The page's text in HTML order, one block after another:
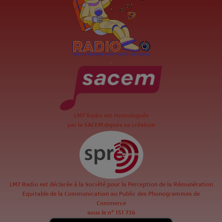
.
LM7 Radio est Homologuée
par la SACEM depuis sa création
LM7 Radio est déclarée à la Société pour la Perception de la Rémunération
Equitable de la Communication au Public des Phonogrammes de
Commerce
sous le n° 151 736